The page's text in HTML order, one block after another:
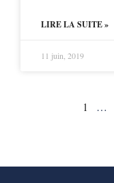
LIRE LA SUITE »
11 juin, 2019
1 …